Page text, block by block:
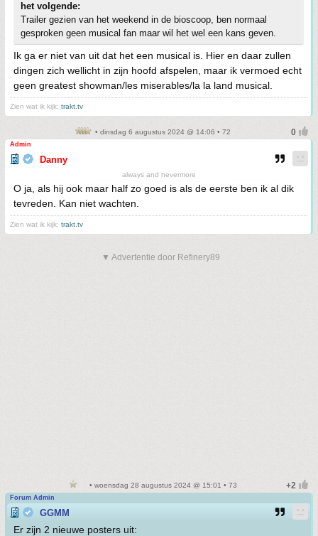
het volgende:
Trailer gezien van het weekend in de bioscoop, ben normaal
gesproken geen musical fan maar wil het wel een kans geven.
Ik ga er niet van uit dat het een musical is. Hier en daar zullen
dingen zich wellicht in zijn hoofd afspelen, maar ik vermoed echt
geen greatest showman/les miserables/la la land musical.
Zien wat ik kijk: trakt.tv
• dinsdag 6 augustus 2024 @ 14:06 • 72
Admin
Danny
always and nevermore
O ja, als hij ook maar half zo goed is als de eerste ben ik al dik
tevreden. Kan niet wachten.
Zien wat ik kijk: trakt.tv
▼ Advertentie door Refinery89
• woensdag 28 augustus 2024 @ 15:01 • 73
Forum Admin
GGMM
Er zijn 2 nieuwe posters uit: